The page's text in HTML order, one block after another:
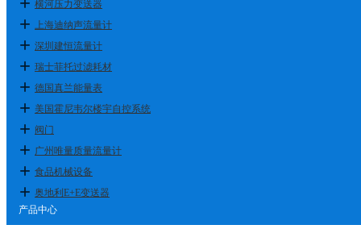
横河压力变送器
上海迪纳声流量计
深圳建恒流量计
瑞士菲托过滤耗材
德国真兰能量表
美国霍尼韦尔楼宇自控系统
阀门
广州唯量质量流量计
食品机械设备
奥地利E+E变送器
产品中心